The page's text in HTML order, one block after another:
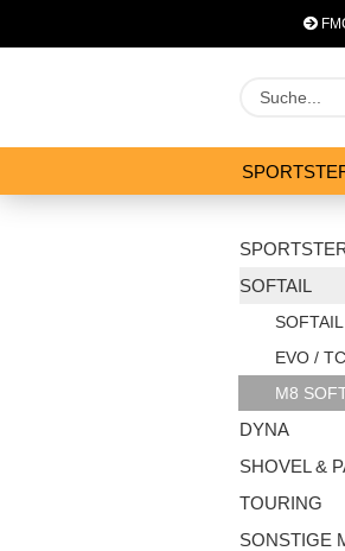
SOFTAIL
EVO /
M8
DYNA
SHOVEL &
TOURING
SONSTIGE